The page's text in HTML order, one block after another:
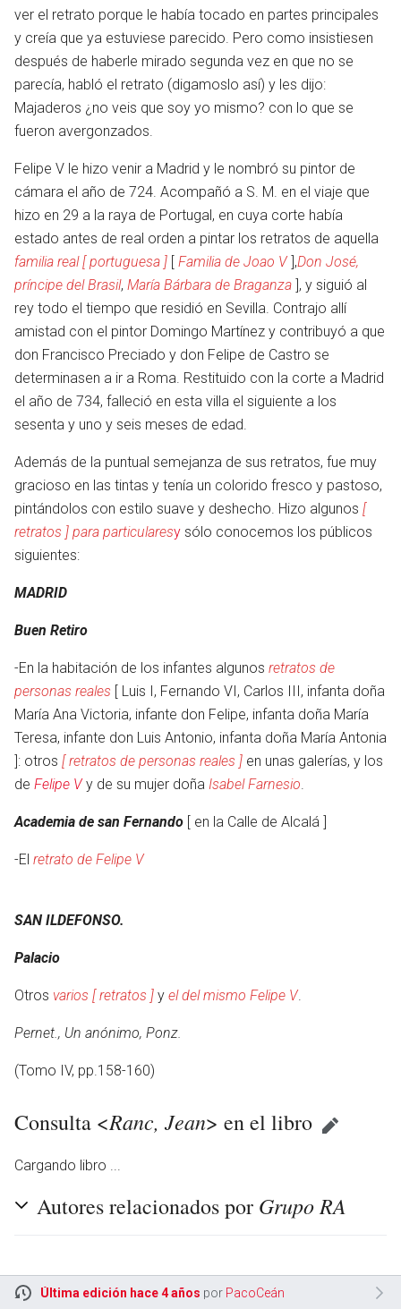
en
otro
ver el retrato porque le había tocado en partes principales
y creía que ya estuviese parecido. Pero como insistiesen
después de haberle mirado segunda vez en que no se
parecía, habló el retrato (digamoslo así) y les dijo:
Majaderos ¿no veis que soy yo mismo? con lo que se
fueron avergonzados.
Felipe V le hizo venir a Madrid y le nombró su pintor de
cámara el año de 724. Acompañó a S. M. en el viaje que
hizo en 29 a la raya de Portugal, en cuya corte había
estado antes de real orden a pintar los retratos de aquella
familia real [ portuguesa ] [ Familia de Joao V],Don José,
príncipe del Brasil, María Bárbara de Braganza ], y siguió al
rey todo el tiempo que residió en Sevilla. Contrajo allí
amistad con el pintor Domingo Martínez y contribuyó a que
don Francisco Preciado y don Felipe de Castro se
determinasen a ir a Roma. Restituido con la corte a Madrid
el año de 734, falleció en esta villa el siguiente a los
sesenta y uno y seis meses de edad.
Además de la puntual semejanza de sus retratos, fue muy
gracioso en las tintas y tenía un colorido fresco y pastoso,
pintándolos con estilo suave y deshecho. Hizo algunos [
retratos ] para particularesy sólo conocemos los públicos
siguientes:
MADRID
Buen Retiro
-En la habitación de los infantes algunos retratos de
personas reales [ Luis I, Fernando VI, Carlos III, infanta doña
María Ana Victoria, infante don Felipe, infanta doña María
Teresa, infante don Luis Antonio, infanta doña María Antonia
]: otros [ retratos de personas reales ] en unas galerías, y los
de Felipe Vy de su mujer doña Isabel Farnesio.
Academia de san Fernando [ en la Calle de Alcalá ]
-El retrato de Felipe V
SAN ILDEFONSO.
Palacio
Otros varios [ retratos ] y el del mismo Felipe V.
Pernet., Un anónimo, Ponz.
(Tomo IV, pp.158-160)
Consulta <Ranc, Jean> en el libro
Cargando libro ...
Autores relacionados por Grupo RA
Última edición hace 4 años por PacoCeán